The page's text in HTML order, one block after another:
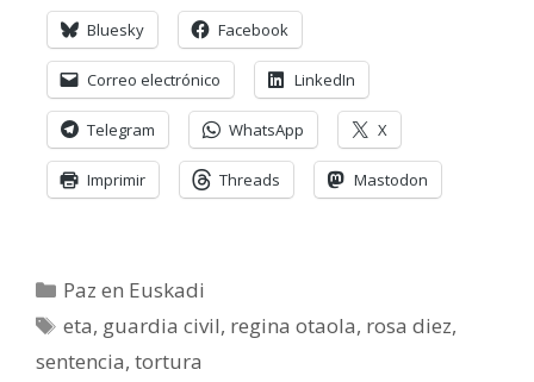
Bluesky Facebook
Correo electrónico LinkedIn
Telegram WhatsApp X
Imprimir Threads Mastodon
Categorías
Paz en Euskadi
Etiquetas
eta, guardia civil, regina otaola, rosa diez,
sentencia, tortura